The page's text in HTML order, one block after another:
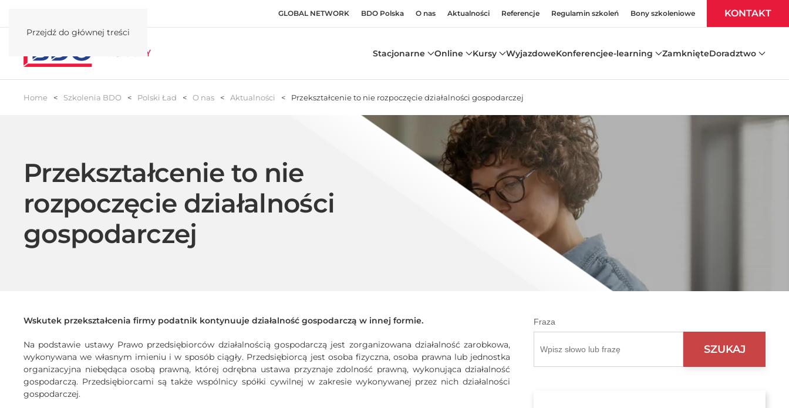
Przejdź do głównej treści
GLOBAL NETWORK BDO Polska O nas Aktualności Referencje Regulamin szkoleń Bony szkoleniowe KONTAKT
Stacjonarne Online Kursy WyjazdoweKonferencjee-learning ZamknięteDoradztwo
Home Szkolenia BDO Polski Ład O nas Aktualności Przekształcenie to nie rozpoczęcie działalności gospodarczej
Przekształcenie to nie
rozpoczęcie działalności
gospodarczej
Wskutek przekształcenia firmy podatnik kontynuuje działalność gospodarczą w innej formie.
Na podstawie ustawy Prawo przedsiębiorców działalnością gospodarczą jest zorganizowana działalność zarobkowa,
wykonywana we własnym imieniu i w sposób ciągły. Przedsiębiorcą jest osoba fizyczna, osoba prawna lub jednostka
organizacyjna niebędąca osobą prawną, której odrębna ustawa przyznaje zdolność prawną, wykonująca działalność
gospodarczą. Przedsiębiorcami są także wspólnicy spółki cywilnej w zakresie wykonywanej przez nich działalności
gospodarczej.
Fraza